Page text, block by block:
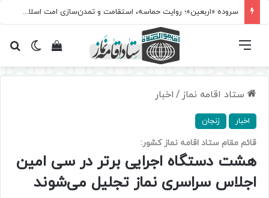
سروده‌ «اربعین»؛ روایت حماسه، استقامت و تمدن‌سازی امت اسلامی
تغییرمشاهده فهرست
ستاد اقامه نماز / اخبار
اخبار زنجان
قائم مقام ستاد اقامه نماز کشور:
هشت دستگاه اجرایی برتر در سی امین
اجلاس سراسری نماز تجلیل می‌شوند